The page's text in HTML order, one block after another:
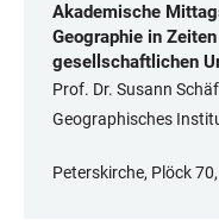
Akademische
Geographie in
gesellschaftlichen
Prof. Dr. Susann
Geographisches
Peterskirche, Plöck